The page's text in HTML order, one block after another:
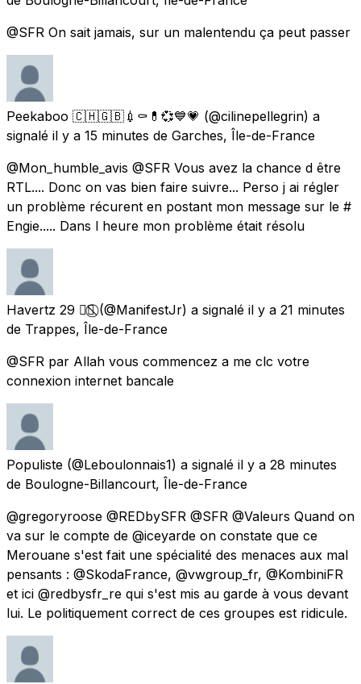
@SFR On sait jamais, sur un malentendu ça peut passer
Peekaboo 🇨🇭🇬🇧💉⚰️💊💞💙💗 (@cilinepellegrin) a
signalé il y a 15 minutes de Garches, Île-de-France
@Mon_humble_avis @SFR Vous avez la chance d être
RTL.... Donc on vas bien faire suivre... Perso j ai régler
un problème récurent en postant mon message sur le #
Engie..... Dans l heure mon problème était résolu
Havertz 29 🏳️‍🌈⃠ (@ManifestJr) a signalé il y a 21 minutes
de Trappes, Île-de-France
@SFR par Allah vous commencez a me clc votre
connexion internet bancale
Populiste (@Leboulonnais1) a signalé il y a 28 minutes
de Boulogne-Billancourt, Île-de-France
@gregoryroose @REDbySFR @SFR @Valeurs Quand on
va sur le compte de @iceyarde on constate que ce
Merouane s'est fait une spécialité des menaces aux mal
pensants : @SkodaFrance, @vwgroup_fr, @KombiniFR
et ici @redbysfr_re qui s'est mis au garde à vous devant
lui. Le politiquement correct de ces groupes est ridicule.